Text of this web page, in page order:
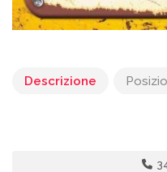
Descrizione